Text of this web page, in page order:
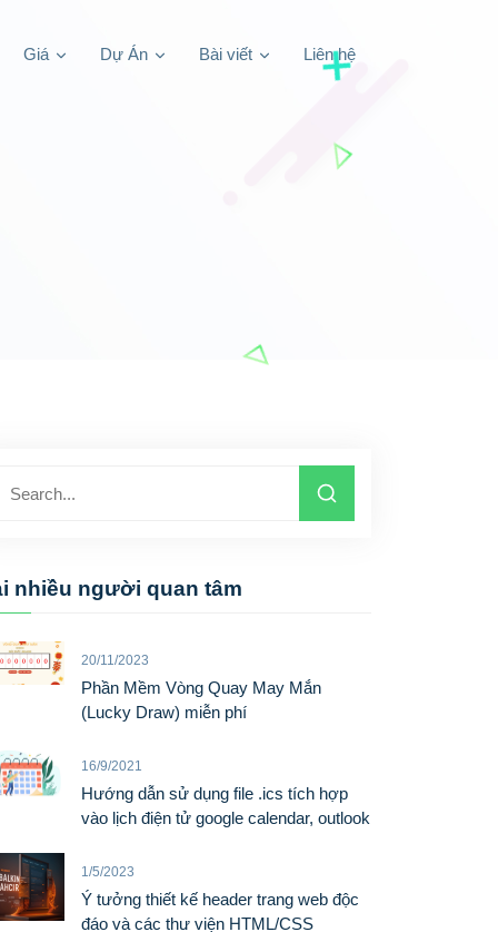
Giá Dự Án Bài viết Liên hệ
nhiều người quan tâm
20/11/2023
Phần Mềm Vòng Quay May Mắn
(Lucky Draw) miễn phí
16/9/2021
Hướng dẫn sử dụng file .ics tích hợp
vào lịch điện tử google calendar, outlook
1/5/2023
Ý tưởng thiết kế header trang web độc
đáo và các thư viện HTML/CSS